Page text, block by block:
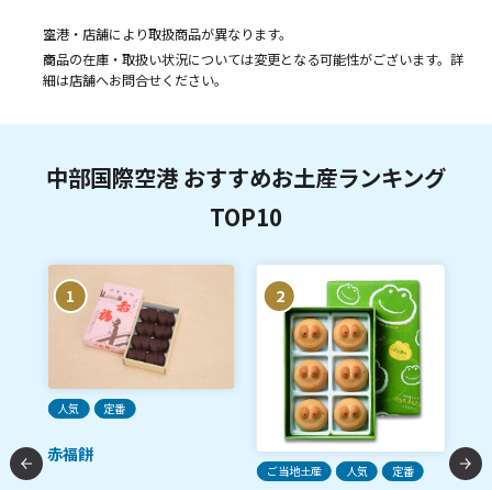
空港・店舗により取扱商品が異なります。
商品の在庫・取扱い状況については変更となる可能性がございます。詳
細は店舗へお問合せください。
中部国際空港 おすすめお土産ランキング
TOP10
1
人気 定番
赤福餅
2
ご当地土産 人気 定番
ガ